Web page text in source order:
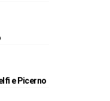
e Picerno